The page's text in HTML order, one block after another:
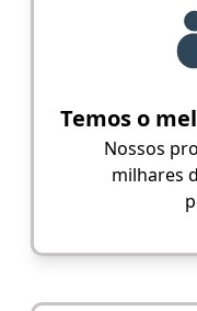
Temos o
Nossos
milhares